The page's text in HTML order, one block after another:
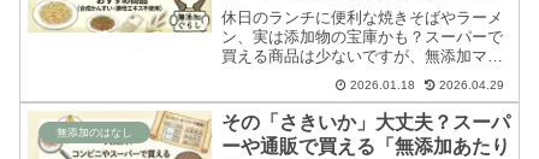
成かんすい・酵母エキス不使用）
休日のランチに便利な焼きそばやラーメ
ン、実は添加物の宝庫かも？スーパーで
買える商品は少ないですが、無添加マニ
アが執念で見つけた「無かんすい・酵母
エキス不使用」などの貴重な麺類を厳選
紹介。味や食感も実食レビューします。
2026.01.18 2026.04.29
無添加のはなし
その「さきいか」大丈夫？スーパ
ーや通販で買える「無添加あたり